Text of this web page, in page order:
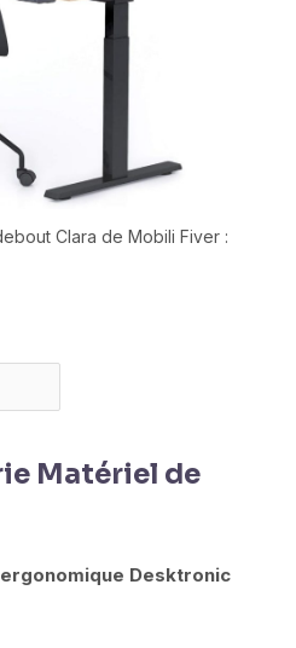
Clara de Mobili Fiver :
Matériel de
Desktronic